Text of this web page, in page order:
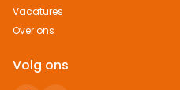
Vacatures
Over ons
Volg ons